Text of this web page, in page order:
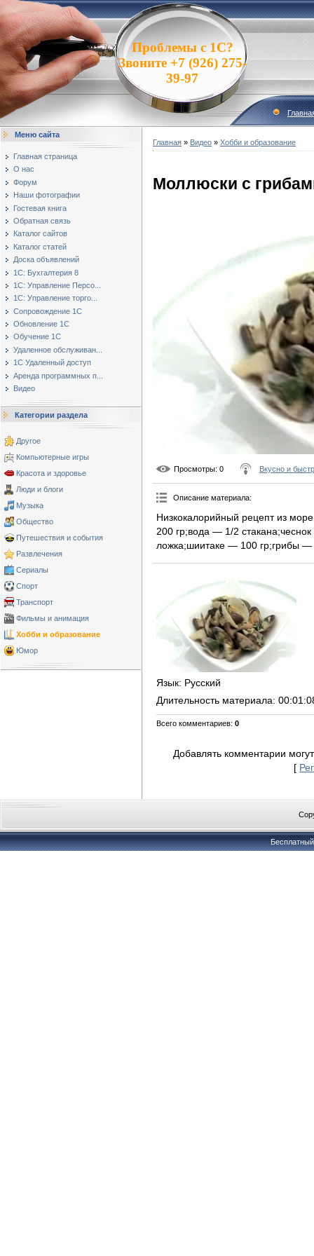
Проблемы с 1С?
Звоните +7 (926) 275-
39-97
Меню сайта
Главная страница
О нас
Форум
Наши фотографии
Гостевая книга
Обратная связь
Каталог сайтов
Каталог статей
Доска объявлений
1С: Бухгалтерия 8
1С: Управление Персо...
1С: Управление торго...
Сопровождение 1С
Обновление 1С
Обучение 1С
Удаленное обслуживан...
1С Удаленный доступ
Аренда программных п...
Видео
Категории раздела
Другое
Компьютерные игры
Красота и здоровье
Люди и блоги
Музыка
Общество
Путешествия и события
Развлечения
Сериалы
Спорт
Транспорт
Фильмы и анимация
Хобби и образование
Юмор
Главная » Видео » Хобби и образование
Моллюски с
Просмотры: 0 Вкусно и
Описание материала:
Низкокалорийный рецепт из
200 гр;вода — 1/2
ложка;шиитаке — 100 гр;грибы —
Язык: Русский
Длительность материала:
Всего комментариев: 0
Добавлять комментарии
[